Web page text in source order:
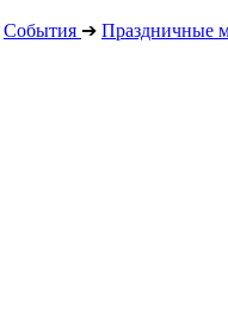
События ➔ Праздничные